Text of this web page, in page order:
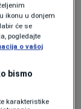
Naučnici
i
SP-a:
ikonu u donjem
će se
pogledajte
o vašoj
bismo
karakteristike